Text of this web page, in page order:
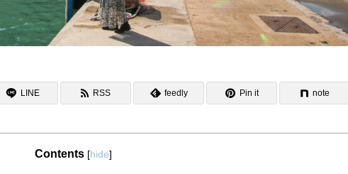
LINE RSS feedly Pin it note
Contents [hide]